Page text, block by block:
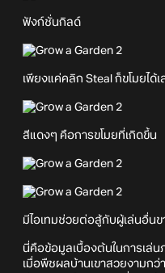
ฟังก์ชั่นกิลด์
เพียงแค่คลิก Steal ก็ขโมยได้เ
สีแดงๆ คือการขโมยที่เกิดขึ้น
มีไอเทมช่วยต่อสู้กับผู้เล่นอื่นข
นี่คือข้อมูลเบื้องต้นในการเล่
เมื่อพืชผลบ้านเขาสวยงามก